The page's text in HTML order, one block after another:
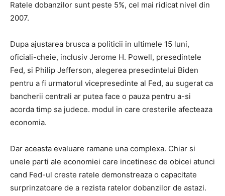
Ratele dobanzilor sunt peste 5%, cel mai ridicat nivel din
2007.
Dupa ajustarea brusca a politicii in ultimele 15 luni,
oficiali-cheie, inclusiv Jerome H. Powell, presedintele
Fed, si Philip Jefferson, alegerea presedintelui Biden
pentru a fi urmatorul vicepresedinte al Fed, au sugerat ca
bancherii centrali ar putea face o pauza pentru a-si
acorda timp sa judece. modul in care cresterile afecteaza
economia.
Dar aceasta evaluare ramane una complexa. Chiar si
unele parti ale economiei care incetinesc de obicei atunci
cand Fed-ul creste ratele demonstreaza o capacitate
surprinzatoare de a rezista ratelor dobanzilor de astazi.